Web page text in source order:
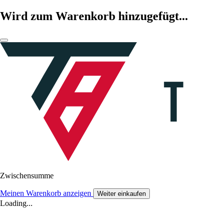
Wird zum Warenkorb hinzugefügt...
Zwischensumme
Meinen Warenkorb anzeigen Weiter einkaufen
Loading...